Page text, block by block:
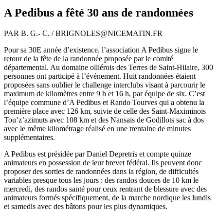
A Pedibus a fêté 30 ans de randonnées
PAR B. G.- C. / BRIGNOLES@NICEMATIN.FR
Pour sa 30E année d’existence, l’association A Pedibus signe le
retour de la fête de la randonnée proposée par le comité
départemental. Au domaine olliérois des Terres de Saint-Hilaire, 300
personnes ont participé à l’événement. Huit randonnées étaient
proposées sans oublier le challenge interclubs visant à parcourir le
maximum de kilomètres entre 9 h et 16 h, par équipe de six. C’est
l’équipe commune d’A Pedibus et Rando Tourves qui a obtenu la
première place avec 126 km, suivie de celle des Saint-Maximinois
Tou’z’azimuts avec 108 km et des Nansais de Godillots sac à dos
avec le même kilométrage réalisé en une trentaine de minutes
supplémentaires.
A Pedibus est présidée par Daniel Depretris et compte quinze
animateurs en possession de leur brevet fédéral. Ils peuvent donc
proposer des sorties de randonnées dans la région, de difficultés
variables presque tous les jours : des randos douces de 10 km le
mercredi, des randos santé pour ceux rentrant de blessure avec des
animateurs formés spécifiquement, de la marche nordique les lundis
et samedis avec des bâtons pour les plus dynamiques.